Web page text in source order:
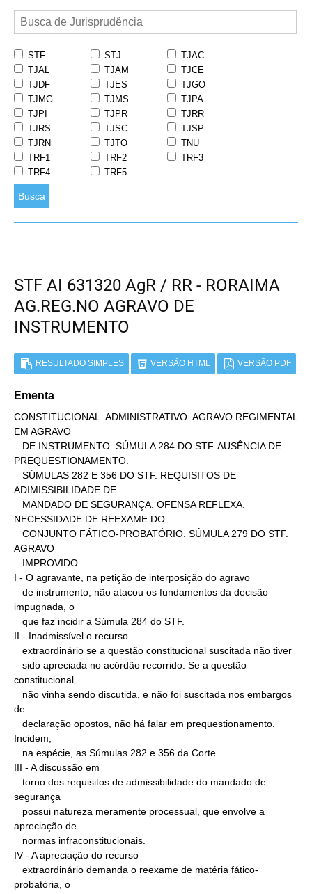
STF STJ
TJAC
TJAL
TJAM
TJCE
TJDF
TJES
TJGO
TJMG
TJMS
TJPA
TJPI
TJPR
TJRR
TJRS
TJSC
TJSP
TJRN
TJTO
TNU
TRF1
TRF2
TRF3
TRF4
TRF5
Busca
STF AI 631320 AgR / RR - RORAIMA
AG.REG.NO AGRAVO DE
INSTRUMENTO
RESULTADO SIMPLES VERSÃO HTML VERSÃO PDF
Ementa
CONSTITUCIONAL. ADMINISTRATIVO. AGRAVO REGIMENTAL
EM AGRAVO
PREQUESTIONAMENTO.
ADIMISSIBILIDADE DE
NECESSIDADE DE REEXAME DO
AGRAVO
I - O agravante, na petição de interposição do agravo
impugnada, o
II - Inadmissível o recurso
constitucional
de
Incidem,
III - A discussão em
segurança
apreciação de
IV - A apreciação do recurso
probatória, o